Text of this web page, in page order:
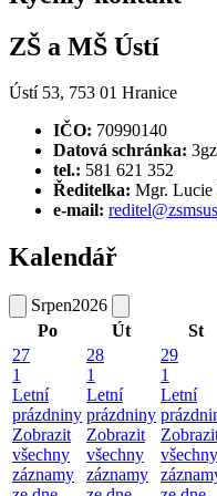
ZŠ a MŠ Ústí
Ústí 53, 753 01 Hranice
IČO: 70990140
Datová schránka:
tel.: 581 621 352
Ředitelka: Mgr. Lucie
e-mail:
Kalendář
Srpen2026
Po
Út St
27
1
Letní
prázdniny
Zobrazit
všechny
záznamy
28
1
Letní
prázdniny
Zobrazit
všechny
záznamy
29
1
Letní
všechny